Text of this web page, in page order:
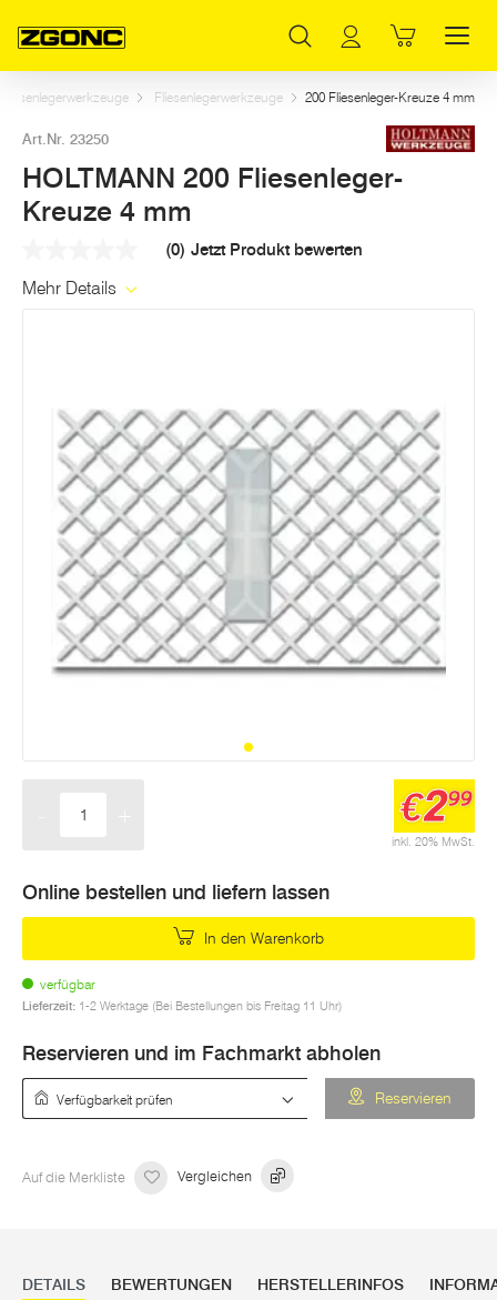
Fliesenlegerwerkzeuge Fliesenlegerwerkzeuge 200 Fliesenleger-Kreuze 4 mm
Art.Nr. 23250
HOLTMANN 200 Fliesenleger-
Kreuze 4 mm
Link
(0) Jetzt Produkt bewerten
Mehr Details
inkl. 20% MwSt.
€299
Online bestellen und liefern lassen
In den Warenkorb
verfügbar
Lieferzeit: 1-2 Werktage (Bei Bestellungen bis Freitag 11 Uhr)
Reservieren und im Fachmarkt abholen
Reservieren
Auf die Merkliste Vergleichen
DETAILS BEWERTUNGEN HERSTELLERINFOS